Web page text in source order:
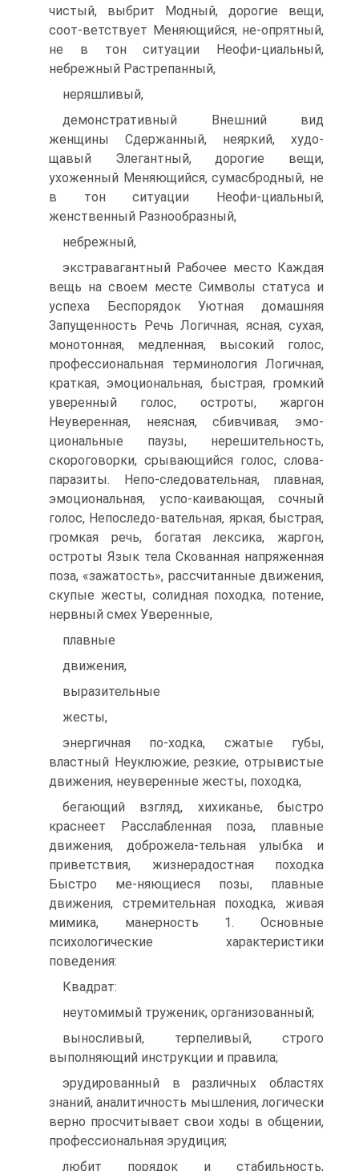
чистый, выбрит Модный, дорогие вещи,
соот-ветствует Меняющийся, не-опрятный,
не в тон ситуации Неофи-циальный,
небрежный Растрепанный,
неряшливый,
демонстративный Внешний вид
женщины Сдержанный, неяркий, худо-
щавый Элегантный, дорогие вещи,
ухоженный Меняющийся, сумасбродный, не
в тон ситуации Неофи-циальный,
женственный Разнообразный,
небрежный,
экстравагантный Рабочее место Каждая
вещь на своем месте Символы статуса и
успеха Беспорядок Уютная домашняя
Запущенность Речь Логичная, ясная, сухая,
монотонная, медленная, высокий голос,
профессиональная терминология Логичная,
краткая, эмоциональная, быстрая, громкий
уверенный голос, остроты, жаргон
Неуверенная, неясная, сбивчивая, эмо-
циональные паузы, нерешительность,
скороговорки, срывающийся голос, слова-
паразиты. Непо-следовательная, плавная,
эмоциональная, успо-каивающая, сочный
голос, Непоследо-вательная, яркая, быстрая,
громкая речь, богатая лексика, жаргон,
остроты Язык тела Скованная напряженная
поза, «зажатость», рассчитанные движения,
скупые жесты, солидная походка, потение,
нервный смех Уверенные,
плавные
движения,
выразительные
жесты,
энергичная по-ходка, сжатые губы,
властный Неуклюжие, резкие, отрывистые
движения, неуверенные жесты, походка,
бегающий взгляд, хихиканье, быстро
краснеет Расслабленная поза, плавные
движения, доброжела-тельная улыбка и
приветствия, жизнерадостная походка
Быстро ме-няющиеся позы, плавные
движения, стремительная походка, живая
мимика, манерность 1. Основные
психологические характеристики
поведения:
Квадрат:
неутомимый труженик, организованный;
выносливый, терпеливый, строго
выполняющий инструкции и правила;
эрудированный в различных областях
знаний, аналитичность мышления, логически
верно просчитывает свои ходы в общении,
профессиональная эрудиция;
любит порядок и стабильность,